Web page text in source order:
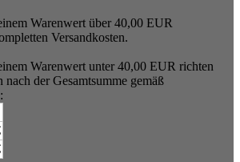
Warenwert über 40,00 EUR
Versandkosten.
Warenwert unter 40,00 EUR richten
nach der Gesamtsumme gemäß